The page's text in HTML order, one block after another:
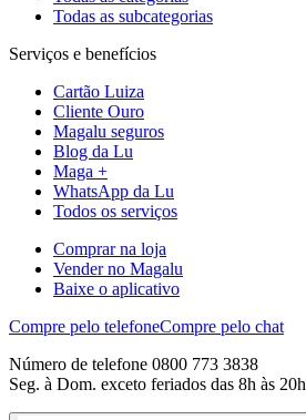
Todas as subcategorias
Serviços e benefícios
Cartão Luiza
Cliente Ouro
Magalu seguros
Blog da Lu
Maga +
WhatsApp da Lu
Todos os serviços
Comprar na loja
Vender no Magalu
Baixe o aplicativo
Compre pelo telefoneCompre pelo chat
Número de telefone 0800 773 3838
Seg. à Dom. exceto feriados das 8h às 20h